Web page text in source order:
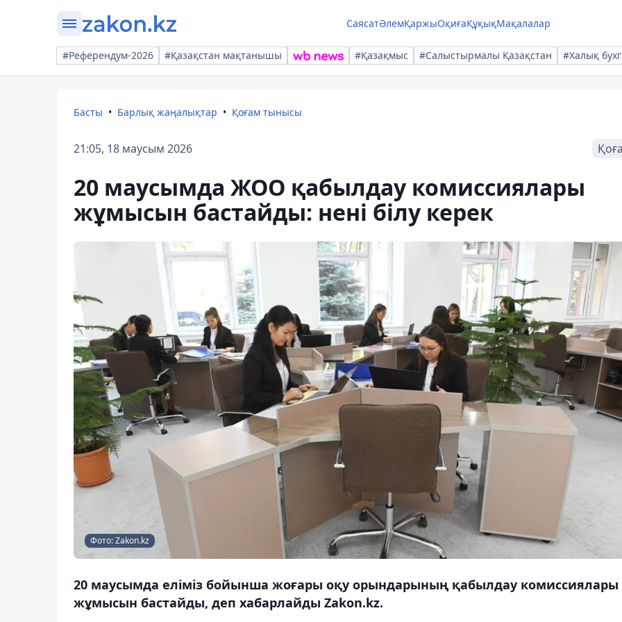
СаясатӘлемҚаржыОқиғаҚұқықМақалалар
#Референдум-2026 #Қазақстан мақтанышы #Қазақмыс #Салыстырмалы Қазақстан #Халық
Басты Барлық жаңалықтар Қоғам тынысы
21:05, 18 маусым 2026
20 маусымда ЖОО қабылдау комиссиялары
жұмысын бастайды: нені білу керек
Фото: Zakon.kz
20 маусымда еліміз бойынша жоғары оқу орындарының қабылдау комиссиялары
жұмысын бастайды, деп хабарлайды Zakon.kz.